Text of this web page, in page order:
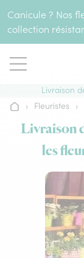
Canicule ? Nos
collection
Livraison
Accueil
› Fleuristes ›
Livraison
les